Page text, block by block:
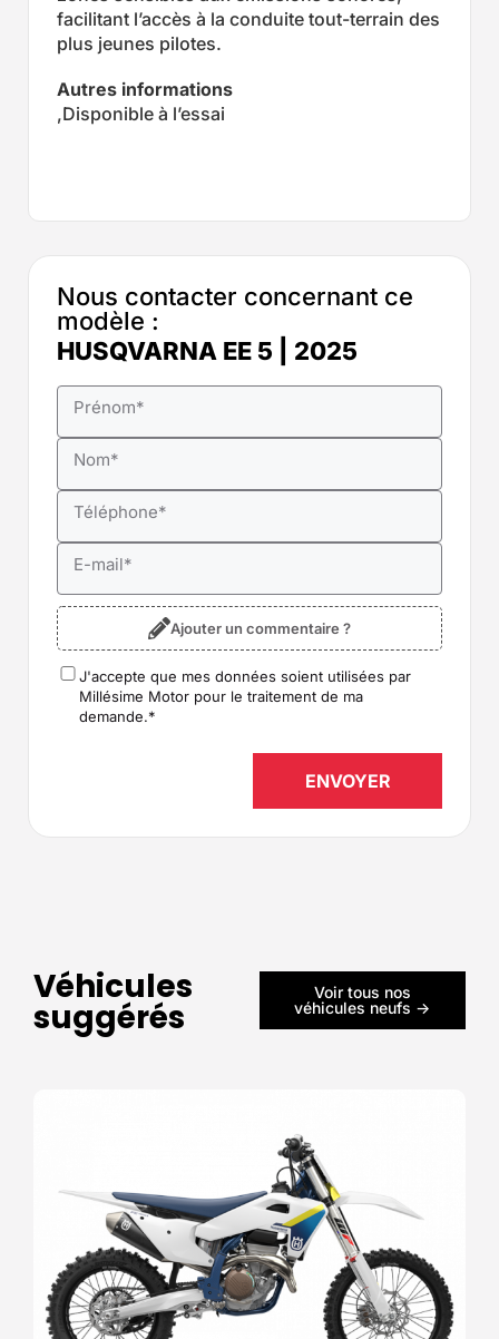
facilitant l’accès à la conduite tout-terrain des
plus jeunes pilotes.
Autres informations
,Disponible à l’essai
Nous contacter concernant ce
modèle :
HUSQVARNA EE 5 | 2025
Prénom*
Nom*
Téléphone*
E-mail*
Ajouter un commentaire ?
RGPD*
J'accepte que mes données soient utilisées par
Millésime Motor pour le traitement de ma
demande.*
Véhicules
suggérés
Voir tous nos
véhicules neufs ->